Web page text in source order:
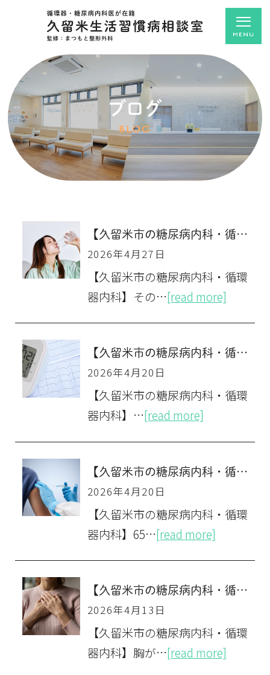
ブログ
BLOG
【久留米市の糖尿病内科・循環器内科】 その喉の渇きは、ただの暑さ？それとも糖尿病？GWの外出先で要注意！急激に血糖値が上がる「ペットボトル症候群」
2026年4月27日
【久留米市の糖尿病内科・循環
器内科】その…[read more]
【久留米市の糖尿病内科・循環器内科】健診の心電図異常を放置しないで！
2026年4月20日
【久留米市の糖尿病内科・循環
器内科】…[read more]
【久留米市の糖尿病内科・循環器内科】65歳になったら考えたい「肺炎球菌ワクチン」の定期接種。最新情報と注意点を徹底解説！
2026年4月20日
【久留米市の糖尿病内科・循環
器内科】65…[read more]
【久留米市の糖尿病内科・循環器内科】胸が締め付けられる・チクチク胸が痛いのは何科？胸痛の原因と専門的検査
2026年4月13日
【久留米市の糖尿病内科・循環
器内科】胸が…[read more]